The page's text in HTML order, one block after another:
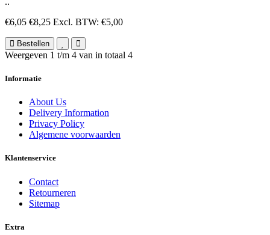
€6,05 €8,25 Excl. BTW: €5,00
Bestellen
Weergeven 1 t/m 4 van in totaal 4
Informatie
About Us
Delivery Information
Privacy Policy
Algemene voorwaarden
Klantenservice
Contact
Retourneren
Sitemap
Extra